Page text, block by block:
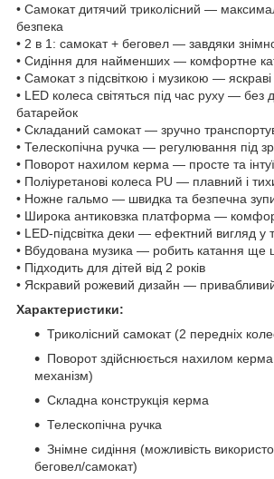
• Самокат дитячий триколісний —
безпека
• 2 в 1: самокат + беговел — завдяки
• Сидіння для найменших — комфортне
• Самокат з підсвіткою і музикою —
• LED колеса світяться під час руху — без
батарейок
• Складаний самокат — зручно
• Телескопічна ручка — регулювання під
• Поворот нахилом керма — просте та
• Поліуретанові колеса PU — плавний і
• Ножне гальмо — швидка та безпечна
• Широка антиковзка платформа — комфорт
• LED-підсвітка деки — ефектний вигляд у
• Вбудована музика — робить катання ще
• Підходить для дітей від 2 років
• Яскравий рожевий дизайн — привабливий
Характеристики:
Триколісний самокат (2 передніх
Поворот здійснюється нахилом
механізм)
Складна конструкція керма
Телескопічна ручка
Знімне сидіння (можливість
беговел/самокат)